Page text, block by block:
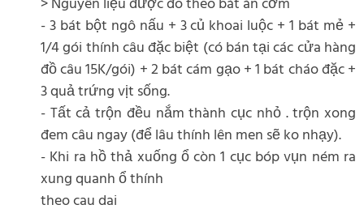
- 3 bát bột ngô nấu + 3 củ khoai luộc + 1 bát mẻ +
1/4 gói thính câu đặc biệt (có bán tại các cửa hàng
đồ câu 15K/gói) + 2 bát cám gạo + 1 bát cháo đặc +
3 quả trứng vịt sống.
- Tất cả trộn đều nắm thành cục nhỏ . trộn xong
đem câu ngay (để lâu thính lên men sẽ ko nhạy).
- Khi ra hồ thả xuống ổ còn 1 cục bóp vụn ném ra
xung quanh ổ thính
theo cau dai